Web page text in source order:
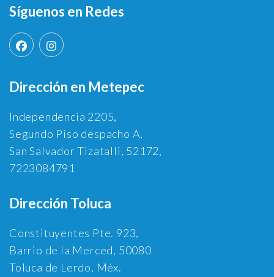
Síguenos en Redes
Dirección en Metepec
Independencia 2205,
Segundo Piso despacho A,
San Salvador Tizatalli, 52172,
7223084791
Dirección Toluca
Constituyentes Pte. 923,
Barrio de la Merced, 50080
Toluca de Lerdo, Méx.